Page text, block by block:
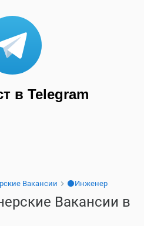
в Telegram
Вакансии ⚫Инженер
Вакансии в